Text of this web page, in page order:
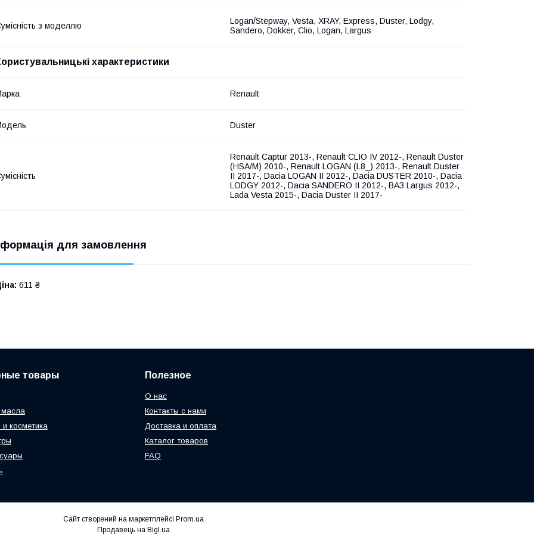
з моделлю
Logan/Stepway, Vesta, XRAY, Express, Duster, Lodgy,
Sandero, Dokker, Clio, Logan, Largus
характеристики
Renault
Duster
Renault Captur 2013-, Renault CLIO IV 2012-, Renault Duster
(HSA/M) 2010-, Renault LOGAN (L8_) 2013-, Renault Duster
II 2017-, Dacia LOGAN II 2012-, Dacia DUSTER 2010-, Dacia
LODGY 2012-, Dacia SANDERO II 2012-, ВАЗ Largus 2012-,
Lada Vesta 2015-, Dacia Duster II 2017-
для замовлення
611 ₴
товары
косметика
Полезное
О нас
Контакты с нами
Доставка и оплата
Каталог товаров
FAQ
Сайт створений на маркетплейсі Prom.ua
Продавець на Bigl.ua